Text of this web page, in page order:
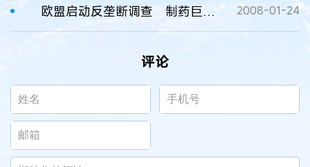
欧盟启动反垄断调查 制药巨头面临“大考” 2008-01-24
评论